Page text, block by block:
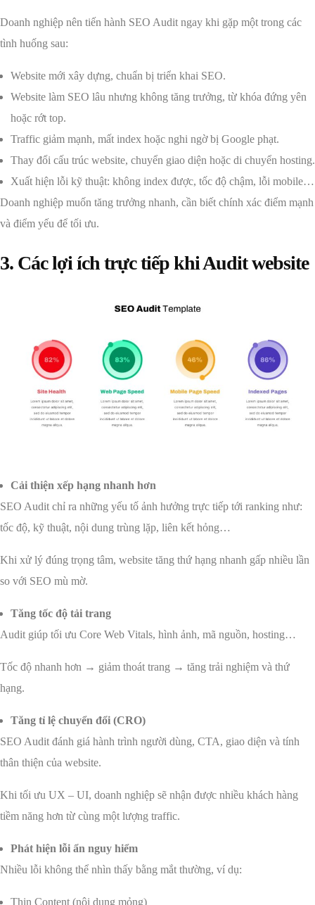
Doanh nghiệp nên tiến hành SEO Audit ngay khi gặp một trong các
tình huống sau:
Website mới xây dựng, chuẩn bị triển khai SEO.
Website làm SEO lâu nhưng không tăng trưởng, từ khóa đứng yên
hoặc rớt top.
Traffic giảm mạnh, mất index hoặc nghi ngờ bị Google phạt.
Thay đổi cấu trúc website, chuyển giao diện hoặc di chuyển hosting.
Xuất hiện lỗi kỹ thuật: không index được, tốc độ chậm, lỗi mobile…
Doanh nghiệp muốn tăng trưởng nhanh, cần biết chính xác điểm mạnh
và điểm yếu để tối ưu.
3. Các lợi ích trực tiếp khi Audit website
Cải thiện xếp hạng nhanh hơn
SEO Audit chỉ ra những yếu tố ảnh hưởng trực tiếp tới ranking như:
tốc độ, kỹ thuật, nội dung trùng lặp, liên kết hỏng…
Khi xử lý đúng trọng tâm, website tăng thứ hạng nhanh gấp nhiều lần
so với SEO mù mờ.
Tăng tốc độ tải trang
Audit giúp tối ưu Core Web Vitals, hình ảnh, mã nguồn, hosting…
Tốc độ nhanh hơn → giảm thoát trang → tăng trải nghiệm và thứ
hạng.
Tăng tỉ lệ chuyển đổi (CRO)
SEO Audit đánh giá hành trình người dùng, CTA, giao diện và tính
thân thiện của website.
Khi tối ưu UX – UI, doanh nghiệp sẽ nhận được nhiều khách hàng
tiềm năng hơn từ cùng một lượng traffic.
Phát hiện lỗi ẩn nguy hiểm
Nhiều lỗi không thể nhìn thấy bằng mắt thường, ví dụ:
Thin Content (nội dung mỏng)